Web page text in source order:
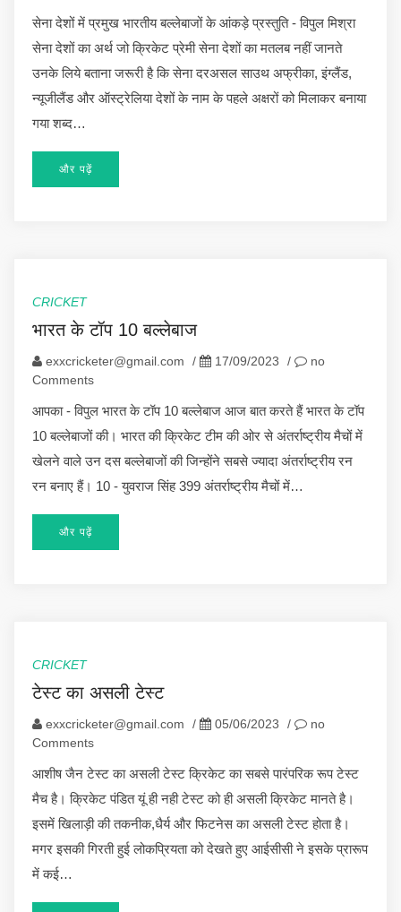
सेना देशों में प्रमुख भारतीय बल्लेबाजों के आंकड़े प्रस्तुति - विपुल मिश्रा
सेना देशों का अर्थ जो क्रिकेट प्रेमी सेना देशों का मतलब नहीं जानते
उनके लिये बताना जरूरी है कि सेना दरअसल साउथ अफ्रीका, इंग्लैंड,
न्यूजीलैंड और ऑस्ट्रेलिया देशों के नाम के पहले अक्षरों को मिलाकर बनाया
गया शब्द…
और पढ़ें
CRICKET
भारत के टॉप 10 बल्लेबाज
exxcricketer@gmail.com / 17/09/2023 /
no
Comments
आपका - विपुल भारत के टॉप 10 बल्लेबाज आज बात करते हैं भारत के टॉप
10 बल्लेबाजों की। भारत की क्रिकेट टीम की ओर से अंतर्राष्ट्रीय मैचों में
खेलने वाले उन दस बल्लेबाजों की जिन्होंने सबसे ज्यादा अंतर्राष्ट्रीय रन
रन बनाए हैं। 10 - युवराज सिंह 399 अंतर्राष्ट्रीय मैचों में…
और पढ़ें
CRICKET
टेस्ट का असली टेस्ट
exxcricketer@gmail.com / 05/06/2023 /
no
Comments
आशीष जैन टेस्ट का असली टेस्ट क्रिकेट का सबसे पारंपरिक रूप टेस्ट
मैच है। क्रिकेट पंडित यूं ही नही टेस्ट को ही असली क्रिकेट मानते है।
इसमें खिलाड़ी की तकनीक,धैर्य और फिटनेस का असली टेस्ट होता है।
मगर इसकी गिरती हुई लोकप्रियता को देखते हुए आईसीसी ने इसके प्रारूप
में कई…